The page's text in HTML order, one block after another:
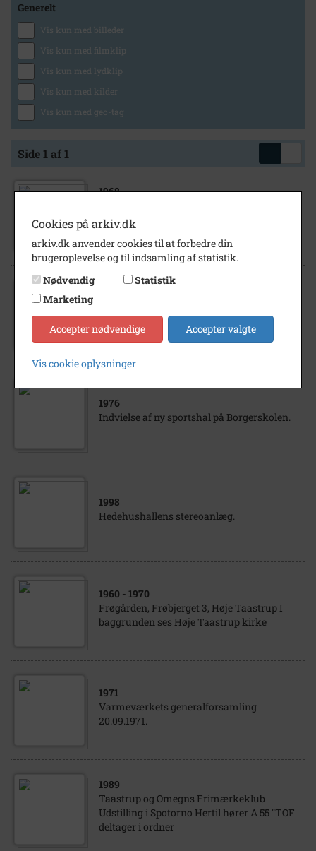
Generelt
Vis kun med billeder
Vis kun med filmklip
Vis kun med lydklip
Vis kun med kilder
Vis kun med geo-tag
Side 1 af 1
1968
Gården ses her fra Strædet. Idag ligger
Gymnasiets Sportshal her
Torslundevej/Frøbjerget set fra vest broen.
Her ses fra venstre: Vandbeholderen Høje...
1976
Indvielse af ny sportshal på Borgerskolen.
1998
Hedehushallens stereoanlæg.
1960 - 1970
Frøgården, Frøbjerget 3, Høje Taastrup I
baggrunden ses Høje Taastrup kirke
1971
Varmeværkets generalforsamling
20.09.1971.
1989
Taastrup og Omegns Frimærkeklub
Udstilling i Spotorno Hertil hører A 55 "TOF
deltager i ordner
Cookies på arkiv.dk
arkiv.dk anvender cookies til at forbedre din
brugeroplevelse og til indsamling af statistik.
Nødvendig
Statistik
Marketing
Accepter nødvendige Accepter valgte
Vis cookie oplysninger